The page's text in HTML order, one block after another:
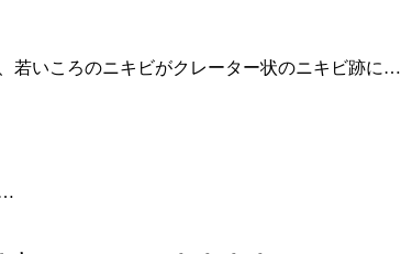
若いころのニキビがクレーター状のニキビ跡に…
…